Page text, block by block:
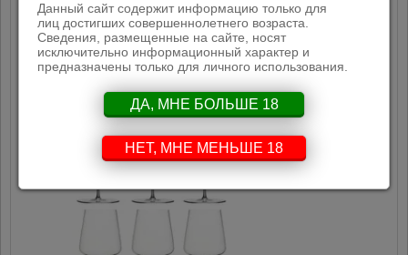
Данный сайт содержит информацию только для
лиц достигших совершеннолетнего возраста.
Сведения, размещенные на сайте, носят
исключительно информационный характер и
предназначены только для личного использования.
ДА, МНЕ БОЛЬШЕ 18
НЕТ, МНЕ МЕНЬШЕ 18